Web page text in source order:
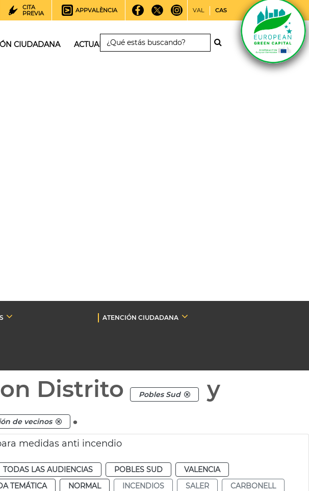
CITA
PREVIA
APPVALÈNCIA VAL CAS
CIUDADANA ACTUALIDAD
ATENCIÓN CIUDADANA
Distrito Pobles Sud
y
de vecinos .
medidas anti incendio
TODAS LAS AUDIENCIAS POBLES SUD
VALENCIA
TEMÁTICA NORMAL INCENDIOS SALER
CARBONELL